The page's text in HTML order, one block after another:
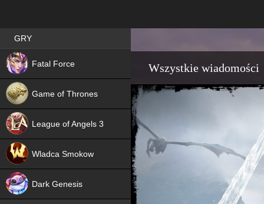
Wszystkie wiadomości
Best RPG games in Poland
GRY
Fatal Force
NEW
Game of Thrones
League of Angels 3
Wladca Smokow
Dark Genesis